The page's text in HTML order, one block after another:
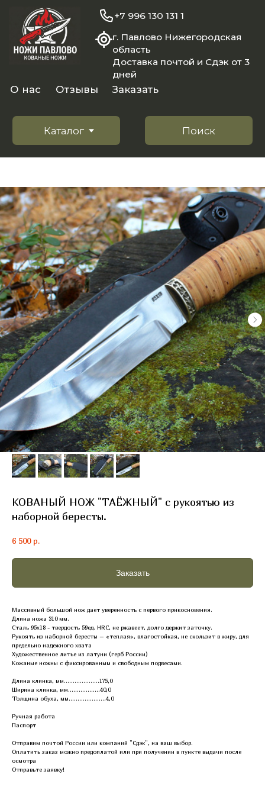
область
Доставка почтой и Сдэк от 3
Поиск
Каталог
Заказать
+7 996 130 131 1
КОВАНЫЙ НОЖ "ТАЁЖНЫЙ" с рукоятью из
наборной бересты.
6 500 р.
Заказать
Массивный большой нож дает уверенность с первого прикосновения.
Длина ножа 310 мм.
Сталь 95х18 - твердость 59ед. HRC, не ржавеет, долго держит заточку.
Рукоять из наборной бересты – «теплая», влагостойкая, не скользит в жиру, для
предельно надежного хвата
Художественное литье из латуни (герб России)
Кожаные ножны с фиксированным и свободным подвесами.
Длина клинка, мм....................175,0
Ширина клинка, мм..................40,0
Толщина обуха, мм.....................4,0
Ручная работа
Паспорт
Отправим почтой России или компаний "Сдэк", на ваш выбор.
Оплатить заказ можно предоплатой или при получении в пункте выдачи после
осмотра
Отправьте заявку!